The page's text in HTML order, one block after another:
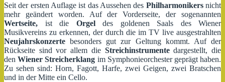
Seit der ersten Auflage ist das Aussehen des Philharmonikersnicht
mehr geändert worden. Auf der Vorderseite, der sogenannten
Wertseite, ist die Orgeldes goldenen Saals des Wiener
Musikvereins zu erkennen, der durch die im TV live ausgestrahlten
Neujahrskonzerte besonders gut zur Geltung kommt. Auf der
Rückseite sind vor allem die Streichinstrumentedargestellt, die
denWiener Streicherklang im Symphonieorchester geprägt haben.
Zu sehen sind: Horn, Fagott, Harfe, zwei Geigen, zwei Bratschen
und in der Mitte ein Cello.